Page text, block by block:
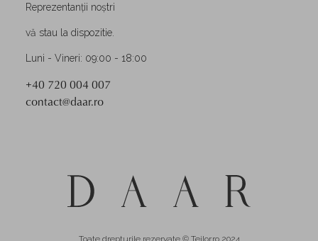
Reprezentanții noștri
vă stau la dispozitie.
Luni - Vineri: 09:00 - 18:00
+40 720 004 007
contact@daar.ro
Toate drepturile rezervate © Teilor.ro 2024